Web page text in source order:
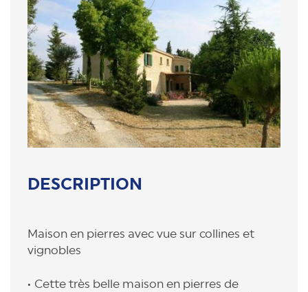
DESCRIPTION
Maison en pierres avec vue sur collines et
vignobles
Cette très belle maison en pierres de